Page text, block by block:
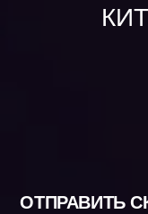
ОТПРАВИТЬ